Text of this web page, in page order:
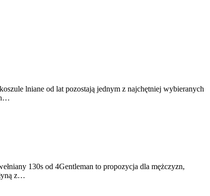
lniane od lat pozostają jednym z najchętniej wybieranych
130s od 4Gentleman to propozycja dla mężczyzn,
z…